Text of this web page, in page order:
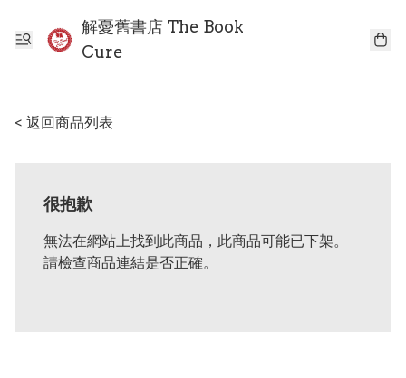
解憂舊書店 The Book
Cure
< 返回商品列表
很抱歉
無法在網站上找到此商品，此商品可能已下架。
請檢查商品連結是否正確。